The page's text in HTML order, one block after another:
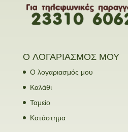
Ο ΛΟΓΑΡΙΑΣΜΟΣ ΜΟΥ
Ο λογαριασμός μου
Καλάθι
Ταμείο
Κατάστημα